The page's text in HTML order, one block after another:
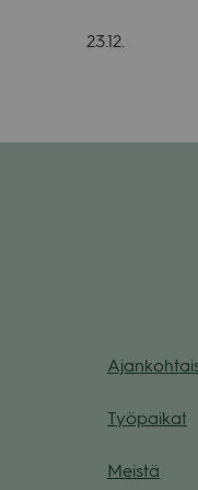
23.12.
Työ­pai­kat
Meistä